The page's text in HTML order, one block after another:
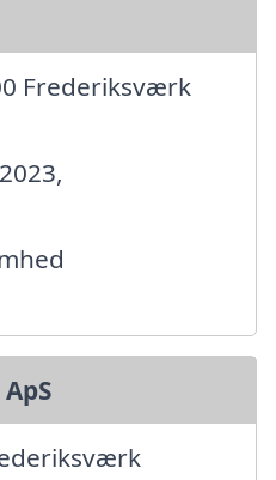
Frederiksværk